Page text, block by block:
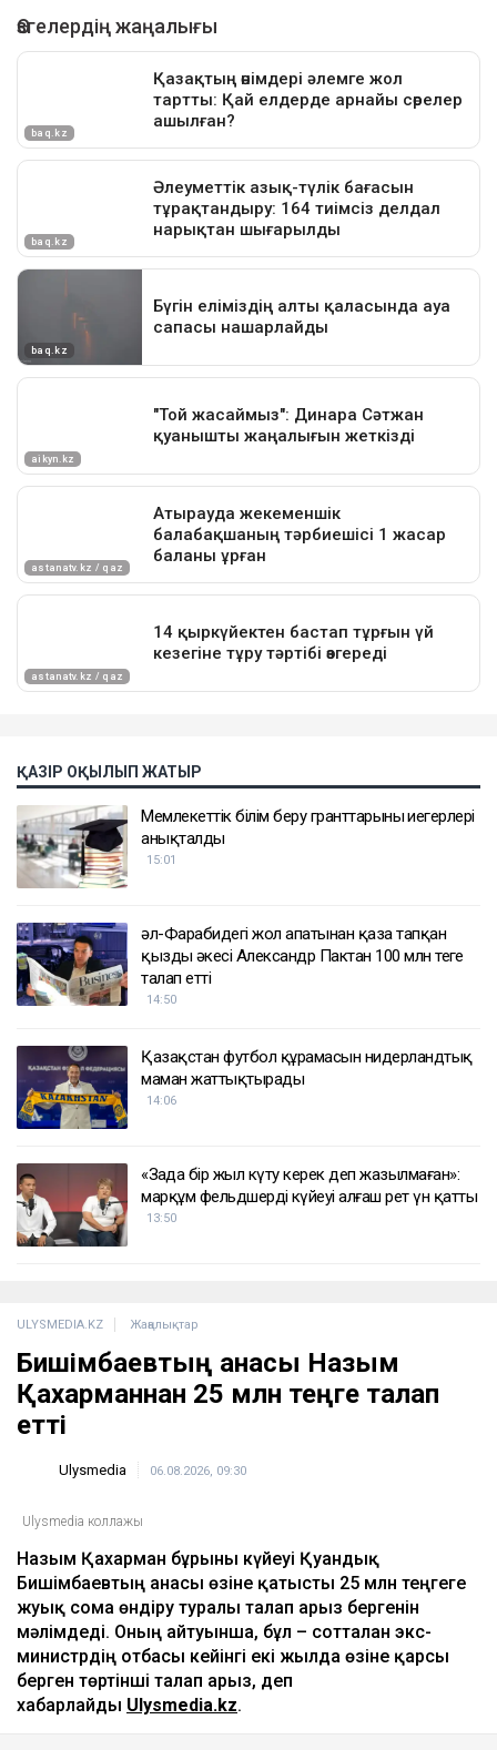
ҚАЗІР ОҚЫЛЫП ЖАТЫР
Мемлекеттік білім беру гранттарының иегерлері
анықталды
15:01
әл-Фарабидегі жол апатынан қаза тапқан
қыздың әкесі Александр Пактан 100 млн теңге
талап етті
14:50
Қазақстан футбол құрамасын нидерландтық
маман жаттықтырады
14:06
«Заңда бір жыл күту керек деп жазылмаған»:
марқұм фельдшердің күйеуі алғаш рет үн қатты
13:50
ULYSMEDIA.KZ Жаңалықтар
Бишімбаевтың анасы Назым
Қахарманнан 25 млн теңге талап
етті
Ulysmedia 06.08.2026, 09:30
Ulysmedia коллажы
Назым Қахарман бұрынғы күйеуі Қуандық
Бишімбаевтың анасы өзіне қатысты 25 млн теңгеге
жуық сома өндіру туралы талап арыз бергенін
мәлімдеді. Оның айтуынша, бұл – сотталған экс-
министрдің отбасы кейінгі екі жылда өзіне қарсы
берген төртінші талап арыз, деп
хабарлайды Ulysmedia.kz.